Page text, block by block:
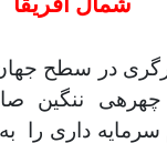
در سطح
چهره­ی ننگین
داری را